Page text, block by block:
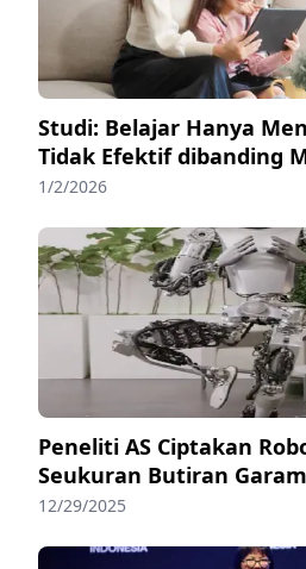
Studi: Belajar Hanya
Tidak Efektif dibanding
1/2/2026
Peneliti AS Ciptakan
Seukuran Butiran Garam
12/29/2025